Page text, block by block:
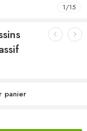
1/15
panier